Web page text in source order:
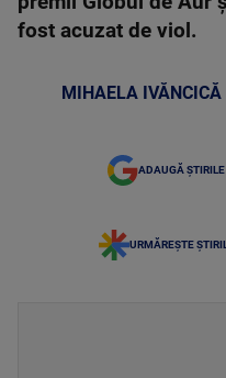
fost acuzat de viol.
MIHAELA IVĂNCICĂ
ADAUGĂ ȘTIRILE
URMĂREȘTE